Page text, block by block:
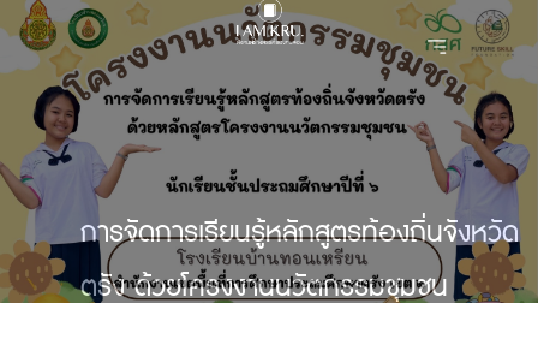
การจัดการเรียนรู้หลักสูตรท้องถิ่นจังหวัด
ตรัง ด้วยโครงงานนวัตกรรมชุมชน